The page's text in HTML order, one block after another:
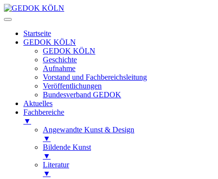
Startseite
GEDOK KÖLN
GEDOK KÖLN
Geschichte
Aufnahme
Vorstand und Fachbereichsleitung
Veröffentlichungen
Bundesverband GEDOK
Aktuelles
Fachbereiche
▼
Angewandte Kunst & Design
▼
Bildende Kunst
▼
Literatur
▼